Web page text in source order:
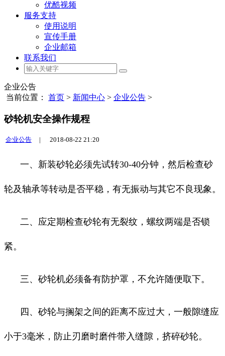
优酷视频
服务支持
使用说明
宣传手册
企业邮箱
联系我们
企业公告
当前位置： 首页 > 新闻中心 > 企业公告 >
砂轮机安全操作规程
企业公告 | 2018-08-22 21:20
一、新装砂轮必须先试转30-40分钟，然后检查砂
轮及轴承等转动是否平稳，有无振动与其它不良现象。
二、应定期检查砂轮有无裂纹，螺纹两端是否锁
紧。
三、砂轮机必须备有防护罩，不允许随便取下。
四、砂轮与搁架之间的距离不应过大，一般隙缝应
小于3毫米，防止刃磨时磨件带入缝隙，挤碎砂轮。